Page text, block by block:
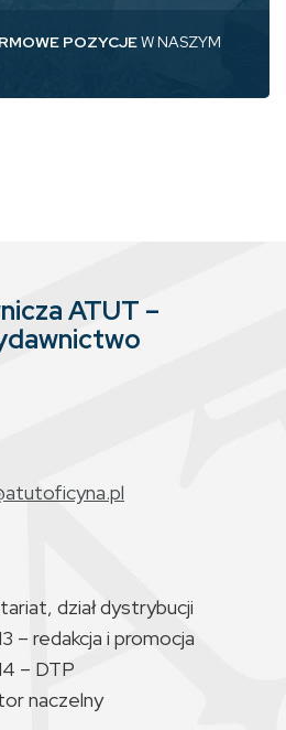
POZYCJEW NASZYM
ATUT –
dział dystrybucji
– redakcja i promocja
– DTP
naczelny